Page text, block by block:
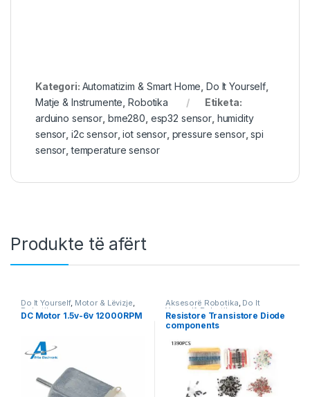
Kategori: Automatizim & Smart Home Do It Yourself
Matje & Instrumente ,Robotika
Etiketa:
arduino sensor bme280 esp32 sensor humidity
sensor i2c sensor,iot sensor, pressure sensor,spi
sensor ,temperature sensor
Produkte të afërt
Do It Yourself, Motor & Lëvizje,
Robotika
DC Motor 1.5v-6v 12000RPM
Aksesorë Robotika, Do It
Yourself, Robotika
Resistore Transistore Diode
components